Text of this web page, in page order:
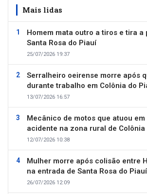
Mais lidas
Homem mata outro a tiros e tira a
Santa Rosa do Piauí
25/07/2026 19:37
Serralheiro oeirense morre após
durante trabalho em Colônia do
13/07/2026 16:57
Mecânico de motos que atuou
acidente na zona rural de Colônia
12/07/2026 10:38
Mulher morre após colisão entre
na entrada de Santa Rosa do Piauí
26/07/2026 12:09